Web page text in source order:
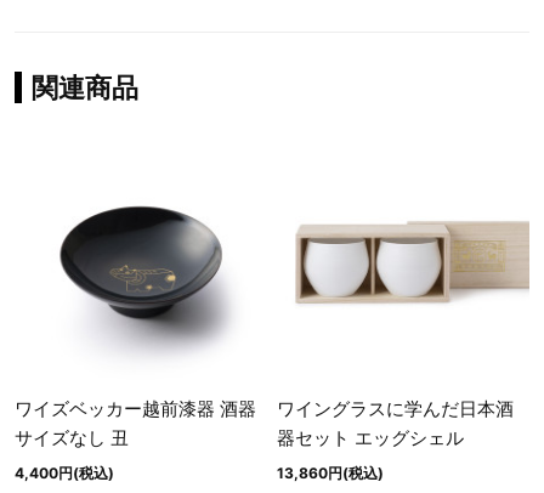
関連商品
ワイズベッカー越前漆器 酒器
サイズなし 丑
4,400円(税込)
ワイングラスに学んだ日本酒
器セット エッグシェル
13,860円(税込)